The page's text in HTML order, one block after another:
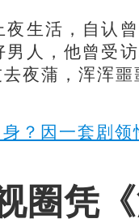
生活，自认曾
人，他曾受
夜蒲，浑浑噩
？因一套剧领
圈凭